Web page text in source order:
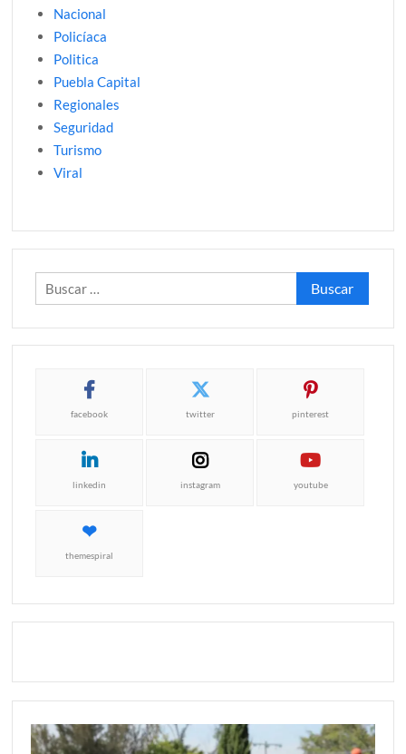
Nacional
Policíaca
Politica
Puebla Capital
Regionales
Seguridad
Turismo
Viral
Buscar:
facebook twitter pinterest
linkedin instagram youtube
themespiral